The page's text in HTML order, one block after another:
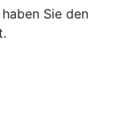
Sie den